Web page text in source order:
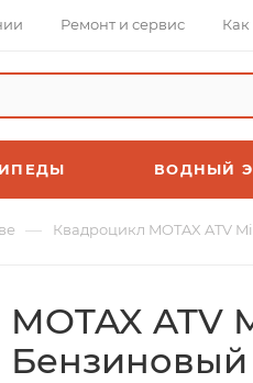
Ремонт и сервис Как
ВОДНЫЙ
— Квадроцикл MOTAX ATV
MOTAX ATV
Бензиновый